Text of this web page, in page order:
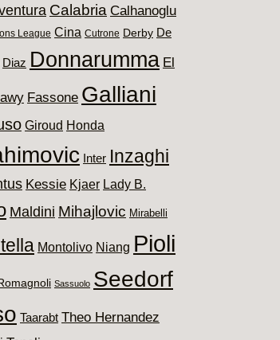
Calabria Calhanoglu
League Cina Cutrone Derby De
Diaz Donnarumma El
Fassone Galliani
Giroud Honda
Inter Inzaghi
Kessie Kjaer Lady B.
Maldini Mihajlovic Mirabelli
Montolivo Niang Pioli
Sassuolo Seedorf
Taarabt Theo Hernandez